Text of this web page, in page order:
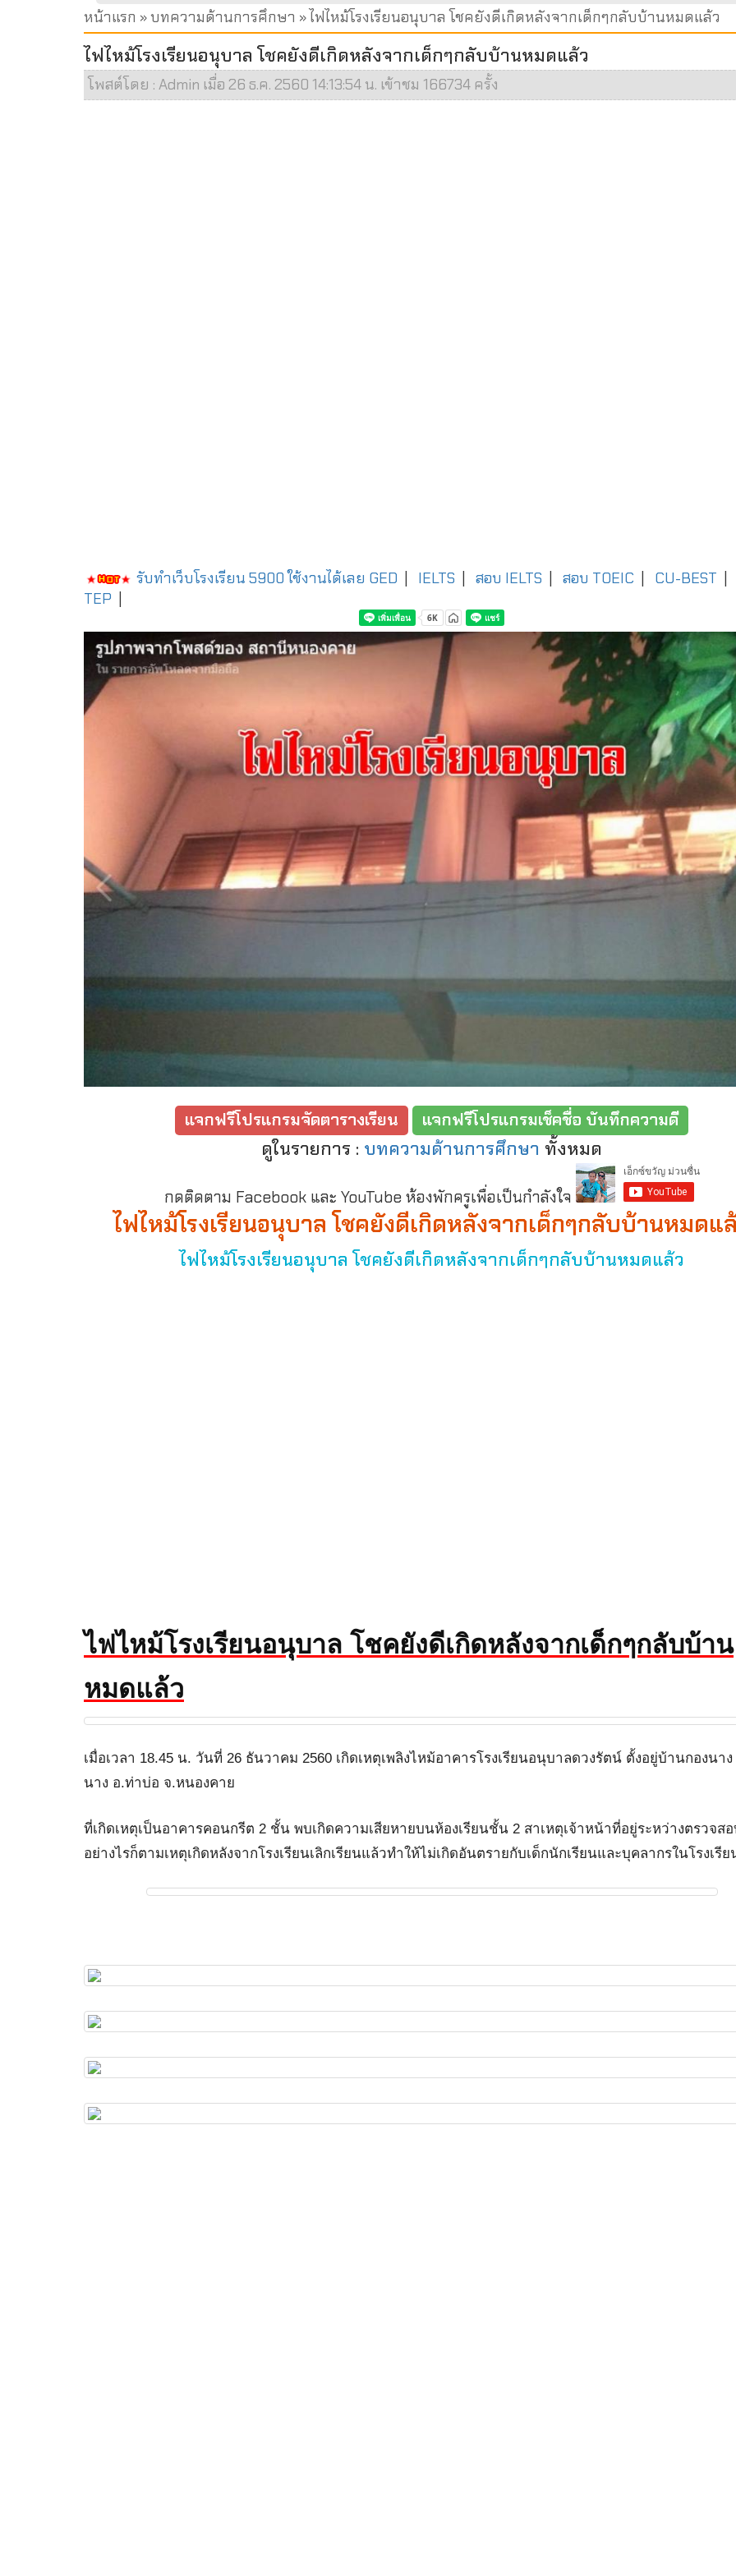
หน้าแรก »บทความด้านการศึกษา » ไฟไหม้โรงเรียนอนุบาล โชคยังดีเกิดหลังจากเด็กๆกลับบ้านหมดแล้ว
ไฟไหม้โรงเรียนอนุบาล โชคยังดีเกิดหลังจากเด็กๆกลับบ้านหมดแล้ว
โพสต์โดย : Admin เมื่อ 26 ธ.ค. 2560 14:13:54 น. เข้าชม 166734 ครั้ง
รับทำเว็บโรงเรียน 5900 ใช้งานได้เลย GED IELTS สอบ IELTS สอบ TOEIC CU-BEST
TEP
แจกฟรีโปรแกรมจัดตารางเรียน แจกฟรีโปรแกรมเช็คชื่อ บันทึกความดี
ดูในรายการ : บทความด้านการศึกษา ทั้งหมด
กดติดตาม Facebook และ YouTube ห้องพักครูเพื่อเป็นกำลังใจ
ไฟไหม้โรงเรียนอนุบาล โชคยังดีเกิดหลังจากเด็กๆกลับบ้านหมดแ
ไฟไหม้โรงเรียนอนุบาล โชคยังดีเกิดหลังจากเด็กๆกลับบ้านหมดแล้ว
ไฟไหม้โรงเรียนอนุบาล โชคยังดีเกิดหลังจากเด็กๆกลับบ้าน
หมดแล้ว
เมื่อเวลา 18.45 น. วันที่ 26 ธันวาคม 2560 เกิดเหตุเพลิงไหม้อาคารโรงเรียนอนุบาลดวงรัตน์ ตั้งอยู่บ้านกองนา
นาง อ.ท่าบ่อ จ.หนองคาย
ที่เกิดเหตุเป็นอาคารคอนกรีต 2 ชั้น พบเกิดความเสียหายบนห้องเรียนชั้น 2 สาเหตุเจ้าหน้าที่อยู่ระหว่างตรวจส
อย่างไรก็ตามเหตุเกิดหลังจากโรงเรียนเลิกเรียนแล้วทำให้ไม่เกิดอันตรายกับเด็กนักเรียนและบุคลากรในโรงเรีย